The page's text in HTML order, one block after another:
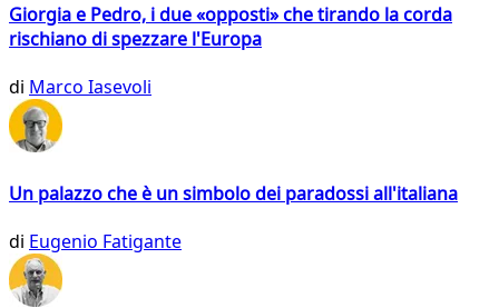
Giorgia e Pedro, i due «opposti» che tirando la corda
rischiano di spezzare l'Europa
di Marco Iasevoli
Un palazzo che è un simbolo dei paradossi all'italiana
di Eugenio Fatigante